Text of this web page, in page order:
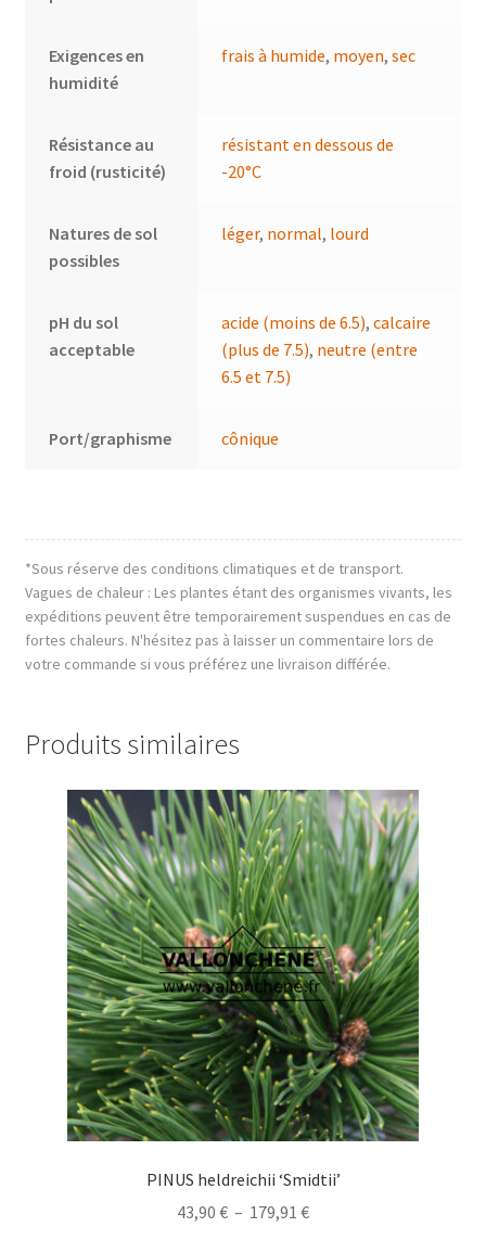
Exigences en
humidité
frais à humide, moyen,sec
Résistance au
froid (rusticité)
résistant en dessous de
-20°C
Natures de sol
possibles
léger, normal, lourd
pH du sol
acceptable
acide (moins de 6.5),calcaire
(plus de 7.5), neutre (entre
6.5 et 7.5)
Port/graphisme cônique
*Sous réserve des conditions climatiques et de transport.
Vagues de chaleur : Les plantes étant des organismes vivants, les
expéditions peuvent être temporairement suspendues en cas de
fortes chaleurs. N'hésitez pas à laisser un commentaire lors de
votre commande si vous préférez une livraison différée.
Produits similaires
PINUS heldreichii ‘Smidtii’
43,90 € – 179,91 €Plage